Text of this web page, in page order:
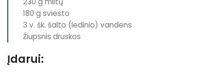
180 g sviesto
3 v. šk. šalto (ledinio) vandens
Žiupsnis druskos
Įdarui: